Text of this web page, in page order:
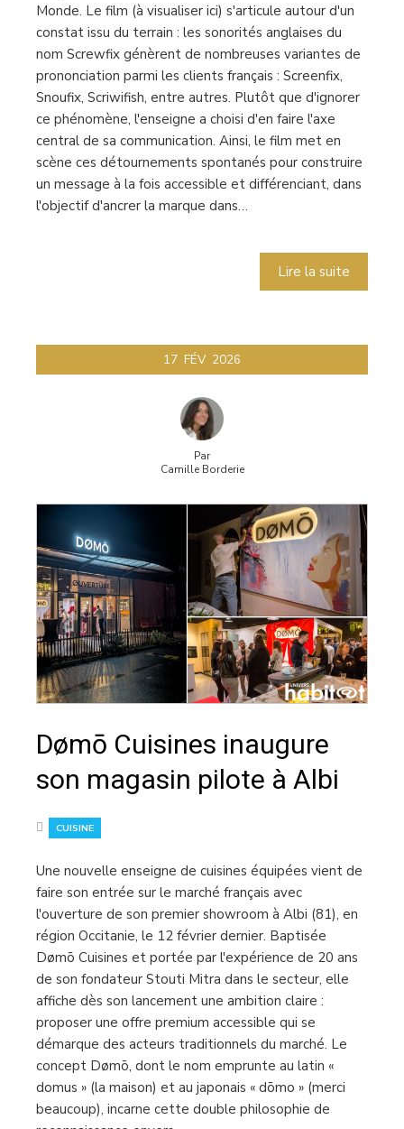
Monde. Le film (à visualiser ici) s'articule autour d'un
constat issu du terrain : les sonorités anglaises du
nom Screwfix génèrent de nombreuses variantes de
prononciation parmi les clients français : Screenfix,
Snoufix, Scriwifish, entre autres. Plutôt que d'ignorer
ce phénomène, l'enseigne a choisi d'en faire l'axe
central de sa communication. Ainsi, le film met en
scène ces détournements spontanés pour construire
un message à la fois accessible et différenciant, dans
l'objectif d'ancrer la marque dans…
Lire la suite
17 FÉV 2026
Par
Camille Borderie
Dømō Cuisines inaugure
son magasin pilote à Albi
CUISINE
Une nouvelle enseigne de cuisines équipées vient de
faire son entrée sur le marché français avec
l'ouverture de son premier showroom à Albi (81), en
région Occitanie, le 12 février dernier. Baptisée
Dømō Cuisines et portée par l'expérience de 20 ans
de son fondateur Stouti Mitra dans le secteur, elle
affiche dès son lancement une ambition claire :
proposer une offre premium accessible qui se
démarque des acteurs traditionnels du marché. Le
concept Dømō, dont le nom emprunte au latin «
domus » (la maison) et au japonais « dōmo » (merci
beaucoup), incarne cette double philosophie de